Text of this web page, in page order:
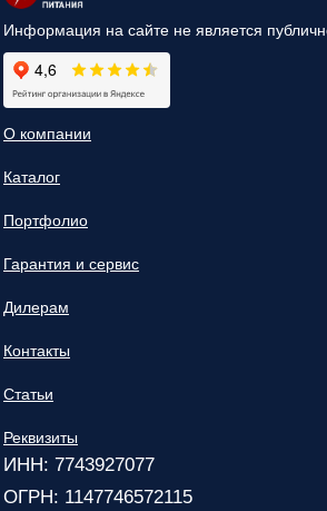
Информация на сайте не является
О компании
Каталог
Портфолио
Гарантия и сервис
Дилерам
Контакты
Статьи
Реквизиты
ИНН: 7743927077
ОГРН: 1147746572115